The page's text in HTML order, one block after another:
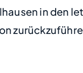
in den